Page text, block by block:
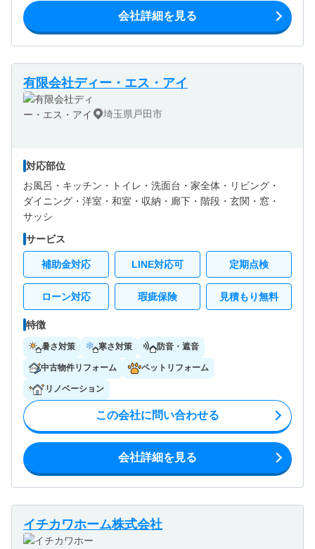
会社詳細を見る
有限会社ディー・エス・アイ
埼玉県戸田市
対応部位
お風呂・ キッチン・ トイレ・ 洗面台・ 家全体・ リビング・
ダイニング・ 洋室・ 和室・ 収納・ 廊下・ 階段・ 玄関・ 窓・
サッシ
サービス
補助金対応 LINE対応可 定期点検
ローン対応 瑕疵保険 見積もり無料
特徴
暑さ対策 寒さ対策 防音・遮音
中古物件リフォーム ペットリフォーム
リノベーション
この会社に問い合わせる
会社詳細を見る
イチカワホーム株式会社